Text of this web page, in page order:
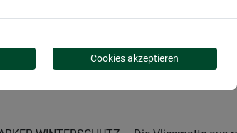
Cookies akzeptieren